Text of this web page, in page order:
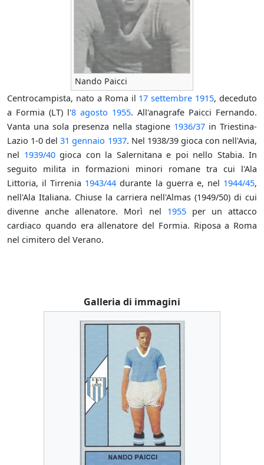
Nando Paicci
Centrocampista, nato a Roma il 17 settembre 1915, deceduto
a Formia (LT) l'8 agosto 1955. All'anagrafe Paicci Fernando.
Vanta una sola presenza nella stagione 1936/37 in Triestina-
Lazio 1-0 del31 gennaio 1937. Nel 1938/39 gioca con nell'Avia,
nel 1939/40gioca con la Salernitana e poi nello Stabia. In
seguito milita in formazioni minori romane tra cui l'Ala
Littoria, il Tirrenia 1943/44 durante la guerra e, nel 1944/45,
nell'Ala Italiana. Chiuse la carriera nell'Almas (1949/50) di cui
divenne anche allenatore. Morì nel 1955per un attacco
cardiaco quando era allenatore del Formia. Riposa a Roma
nel cimitero del Verano.
Galleria di immagini